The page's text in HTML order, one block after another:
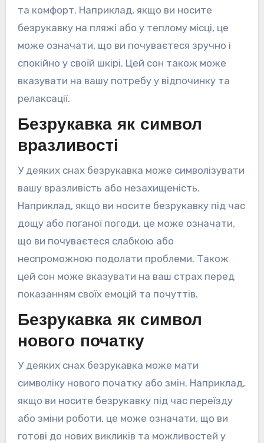
та комфорт. Наприклад, якщо ви носите
безрукавку на пляжі або у теплому місці, це
може означати, що ви почуваєтеся зручно і
спокійно у своїй шкірі. Цей сон також може
вказувати на вашу потребу у відпочинку та
релаксації.
Безрукавка як символ
вразливості
У деяких снах безрукавка може символізувати
вашу вразливість або незахищеність.
Наприклад, якщо ви носите безрукавку під час
дощу або поганої погоди, це може означати,
що ви почуваєтеся слабкою або
неспроможною подолати проблеми. Також
цей сон може вказувати на ваш страх перед
показанням своїх емоцій та почуттів.
Безрукавка як символ
нового початку
У деяких снах безрукавка може мати
символіку нового початку або змін. Наприклад,
якщо ви носите безрукавку під час переїзду
або зміни роботи, це може означати, що ви
готові до нових викликів та можливостей у